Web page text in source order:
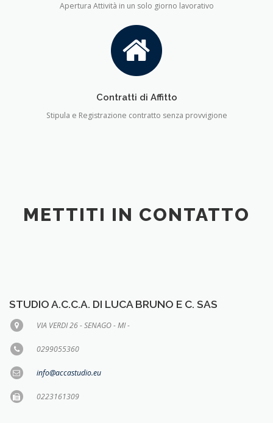
Apertura Attività in un solo giorno lavorativo
Contratti di Affitto
Stipula e Registrazione contratto senza provvigione
METTITI IN CONTATTO
STUDIO A.C.C.A. DI LUCA BRUNO E C. SAS
VIA VERDI 26 - SENAGO - MI -
0299055360
info@accastudio.eu
0223161309